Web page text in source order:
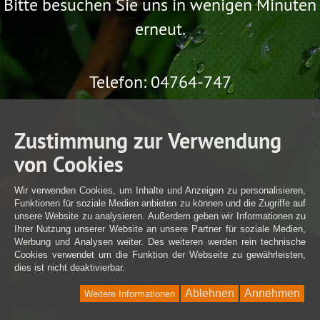
Bitte besuchen Sie uns in wenigen Minuten
erneut.
Telefon: 04764-747
Donat
Heilsteine - Anhänger
Schmuck
Bänder, Reifen für Anhänger
Anhängerkäfig für Kugel Ø 20 mm
Anhängerspirale für Steine bis Ø 30 mm
Anhängerspirale für Kugel Ø 20 mm
Anhänger für Donat Ø 30 mm
Ohrstecker für Donats Ø 20 mm
Kugeln Ø 20 mm
Kugeln
Donat Ø 30 mm
Donat Ø 20 mm
Donat
Figuren
Daumensteine
Komplexmittel Schüssler
Unsicherheit
übermäßiges Engagement
Überempfindlichkeit
Mutlosigkeit
Unaufmerksamkeit
Einsamkeit
Ängstlichkeit
Einzelmittel Schüssler
Gewürze
Stall
Nahrungsergänzungsmittel
Hufpflege
Verschlüsse
Schraubverschlüsse mit Originalität
Schraubverschlüsse
Komplexmittel Schüssler
Zustimmung zur Verwendung
von Cookies
Wir verwenden Cookies, um Inhalte und Anzeigen zu personalisieren,
Funktionen für soziale Medien anbieten zu können und die Zugriffe auf
unsere Website zu analysieren. Außerdem geben wir Informationen zu
Ihrer Nutzung unserer Website an unsere Partner für soziale Medien,
Werbung und Analysen weiter. Des weiteren werden rein technische
Cookies verwendet um die Funktion der Webseite zu gewährleisten,
dies ist nicht deaktivierbar.
Annehmen
Ablehnen
Weitere Informationen